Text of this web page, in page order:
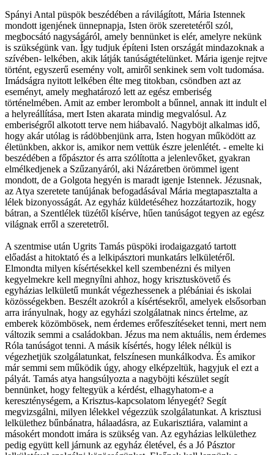
Spányi Antal püspök beszédében a rávilágított, Mária Istennek
mondott igenjének ünnepnapja, Isten örök szeretetéről szól,
megbocsátó nagyságáról, amely bennünket is elér, amelyre nekünk
is szükségünk van. Így tudjuk építeni Isten országát mindazoknak a
szívében- lelkében, akik látják tanúságtételünket. Mária igenje rejtve
történt, egyszerű esemény volt, amiről senkinek sem volt tudomása.
Imádságra nyitott lelkében élte meg titokban, csöndben azt az
eseményt, amely meghatározó lett az egész emberiség
történelmében. Amit az ember lerombolt a bűnnel, annak itt indult el
a helyreállítása, mert Isten akarata mindig megvalósul. Az
emberiségről alkotott terve nem hiábavaló. Nagyböjt alkalmas idő,
hogy akár utólag is rádöbbenjünk arra, Isten hogyan működött az
életünkben, akkor is, amikor nem vettük észre jelenlétét. - emelte ki
beszédében a főpásztor és arra szólította a jelenlevőket, gyakran
elmélkedjenek a Szűzanyáról, aki Názáretben örömmel igent
mondott, de a Golgota hegyén is maradt igenje Istennek. Jézusnak,
az Atya szeretete tanújának befogadásával Mária megtapasztalta a
lélek bizonyosságát. Az egyház küldetéséhez hozzátartozik, hogy
bátran, a Szentlélek tüzétől kísérve, hűen tanúságot tegyen az egész
világnak erről a szeretetről.
A szentmise után Ugrits Tamás püspöki irodaigazgató tartott
előadást a hitoktató és a lelkipásztori munkatárs lelkületéről.
Elmondta milyen kísértésekkel kell szembenézni és milyen
kegyelmekre kell megnyílni ahhoz, hogy krisztuskövető és
egyházias lelkületű munkát végezhessenek a plébániai és iskolai
közösségekben. Beszélt azokról a kísértésekről, amelyek elsősorban
arra irányulnak, hogy az egyházi szolgálatnak nincs értelme, az
emberek közömbösek, nem érdemes erőfeszítéseket tenni, mert nem
változik semmi a családokban. Jézus ma nem aktuális, nem érdemes
Róla tanúságot tenni. A másik kísértés, hogy lélek nélkül is
végezhetjük szolgálatunkat, felszínesen munkálkodva. És amikor
már semmi sem működik úgy, ahogy elképzeltük, hagyjuk el ezt a
pályát. Tamás atya hangsúlyozta a nagyböjti készület segít
bennünket, hogy feltegyük a kérdést, elhagyhatom-e a
kereszténységem, a Krisztus-kapcsolatom lényegét? Segít
megvizsgálni, milyen lélekkel végezzük szolgálatunkat. A krisztusi
lelkülethez bűnbánatra, hálaadásra, az Eukarisztiára, valamint a
másokért mondott imára is szükség van. Az egyházias lelkülethez
pedig együtt kell járnunk az egyház életével, és a Jó Pásztor